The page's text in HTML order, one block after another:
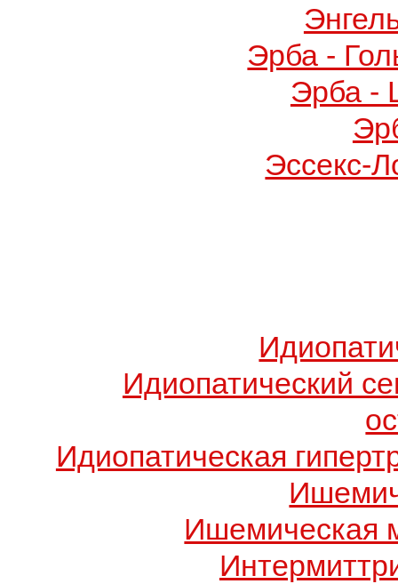
Эрба -
Эрба -
Эссекс-
Идиопатический
Идиопатическая
Ишемическая